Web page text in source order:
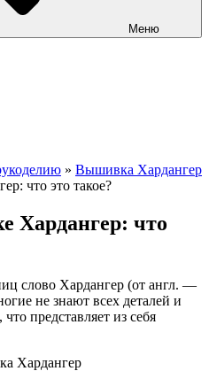
Меню
» Вышивка Хардангер
что это такое?
Хардангер: что
слово Хардангер (от англ. —
не знают всех деталей и
представляет из себя